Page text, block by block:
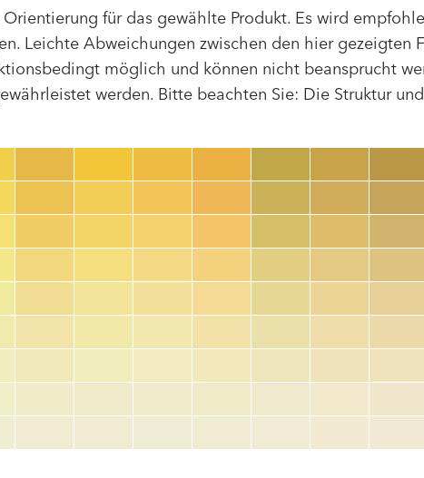
für das gewählte Produkt. Es wird
Leichte Abweichungen zwischen den hier gezeigten
möglich und können nicht beansprucht
werden. Bitte beachten Sie: Die Struktur
color_name
HEX:hex_code
HBW:hbw_code